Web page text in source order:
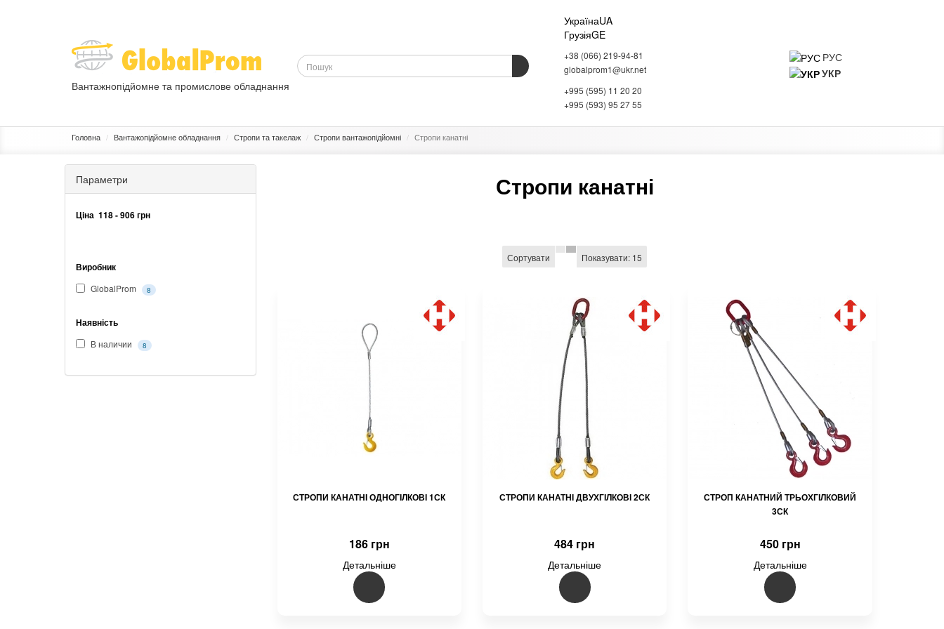
Вантажнопідйомне та промислове обладнання
УкраїнаUA
ГрузіяGE
+38 (066) 219-94-81
globalprom1@ukr.net
+995 (595) 11 20 20
+995 (593) 95 27 55
РУС
УКР
ІНФОРМАЦІЯ ПРО КОМПАНІЮ
Головна Вантажопідйомне обладнання Стропи та такелаж Стропи вантажопідйомні Стропи канатні
Параметри
Ціна 118-906грн
Виробник
GlobalProm 8
Наявність
В наличии 8
Стропи канатні
Сортувати Показувати: 15
СТРОПИ КАНАТНІ ОДНОГІЛКОВІ 1СК
186 грн
Детальніше
СТРОПИ КАНАТНІ ДВУХГІЛКОВІ 2СК
484 грн
Детальніше
СТРОП КАНАТНИЙ ТРЬОХГІЛКОВИЙ
3СК
450 грн
Детальніше